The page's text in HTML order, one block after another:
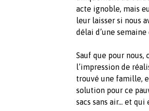
acte ignoble, mais
leur laisser si nous
délai d’une
Sauf que pour nous,
l’impression de
trouvé une famille,
solution pour ce
sacs sans air... et